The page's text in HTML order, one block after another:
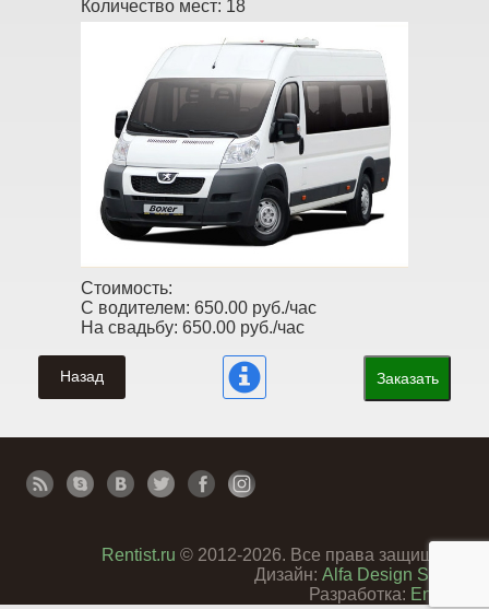
Количество мест: 18
Стоимость:
С водителем: 650.00 руб./час
На свадьбу: 650.00 руб./час
Назад Заказать
Rentist.ru © 2012-2026. Все права защищены
Дизайн: Alfa Design Studio
Разработка: Enterra